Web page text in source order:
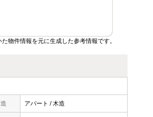
物件情報を元に生成した参考情報です。
アパート / 木造